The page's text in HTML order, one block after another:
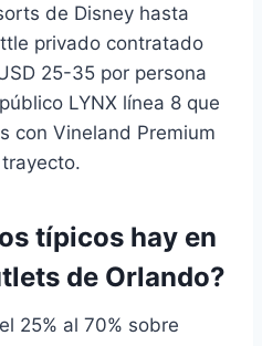
de Disney hasta
privado contratado
25-35 por persona
LYNX línea 8 que
con Vineland Premium
típicos hay en
de Orlando?
25% al 70% sobre